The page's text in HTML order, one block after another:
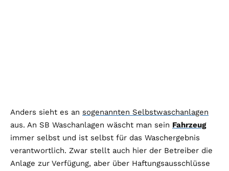
Anders sieht es an sogenannten Selbstwaschanlagen
aus. An SB Waschanlagen wäscht man sein Fahrzeug
immer selbst und ist selbst für das Waschergebnis
verantwortlich. Zwar stellt auch hier der Betreiber die
Anlage zur Verfügung, aber über Haftungsausschlüsse